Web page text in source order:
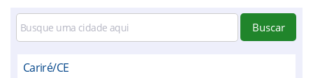
Buscar
Cariré/CE